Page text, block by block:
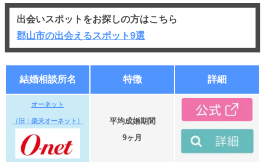
出会いスポットをお探しの方はこちら
郡山市の出会えるスポット9選
結婚相談所名 特徴 詳細
オーネット
（旧：楽天オーネット）
平均成婚期間
9ヶ月